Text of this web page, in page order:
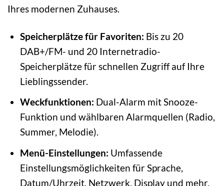
Ihres modernen Zuhauses.
Speicherplätze für Favoriten: Bis zu 20
DAB+/FM- und 20 Internetradio-
Speicherplätze für schnellen Zugriff auf Ihre
Lieblingssender.
Weckfunktionen: Dual-Alarm mit Snooze-
Funktion und wählbaren Alarmquellen (Radio,
Summer, Melodie).
Menü-Einstellungen: Umfassende
Einstellungsmöglichkeiten für Sprache,
Datum/Uhrzeit, Netzwerk, Display und mehr.